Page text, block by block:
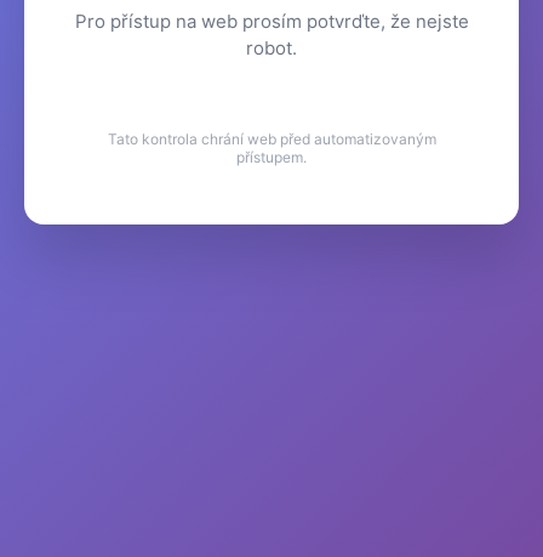
Pro přístup na web prosím potvrďte, že nejste
robot.
Tato kontrola chrání web před automatizovaným
přístupem.